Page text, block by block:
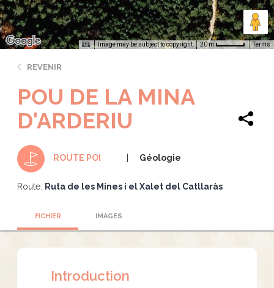
Image may be subject to copyright 20 m Terms
REVENIR
POU DE LA MINA
D'ARDERIU
ROUTE POI Géologie
Route: Ruta de les Mines i el Xalet del Catllaràs
FICHIER IMAGES
Introduction